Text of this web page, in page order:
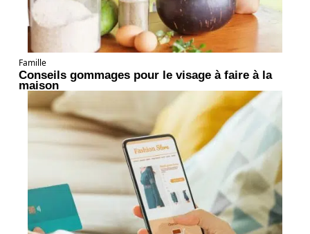
Famille
Conseils gommages pour le visage à faire à la
maison